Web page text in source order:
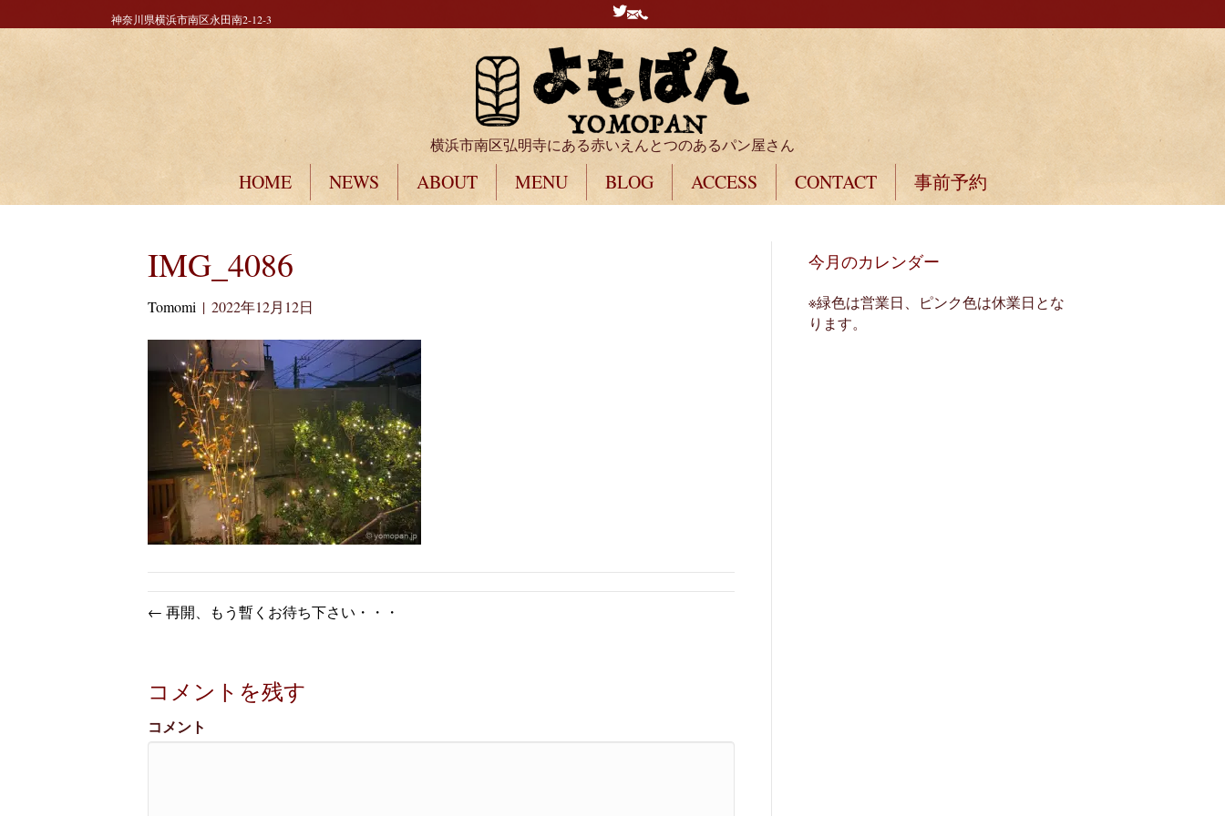
神奈川県横浜市南区永田南2-12-3
横浜市南区弘明寺にある赤いえんとつのあるパン屋さん
HOME NEWS ABOUT MENU BLOG ACCESS CONTACT 事前予約
IMG_4086
Tomomi | 2022年12月12日
← 再開、もう暫くお待ち下さい・・・
コメントを残す
コメント
今月のカレンダー
※緑色は営業日、ピンク色は休業日とな
ります。